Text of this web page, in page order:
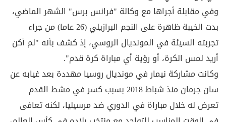
وفي مقابلة أجراها مع وكالة "فرانس برس" الشهر الماضي،
بدت الخيبة ظاهرة على النجم البرازيلي (26 عاما) من جراء
تجربته السيئة في المونديال الروسي، إذ كشف بأنه "لم أكن
أريد لمس الكرة، أو رؤية أي مباراة كرة قدم".
وكانت مشاركة نيمار في مونديال روسيا مهددة بعد غيابه عن
سان جرمان منذ شباط 2018 بسبب كسر في مشط القدم
تعرض له خلال مباراة في الدوري ضد مرسيليا، لكنه تعافى